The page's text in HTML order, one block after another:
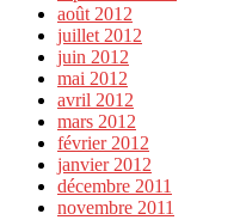
août 2012
juillet 2012
juin 2012
mai 2012
avril 2012
mars 2012
février 2012
janvier 2012
décembre 2011
novembre 2011